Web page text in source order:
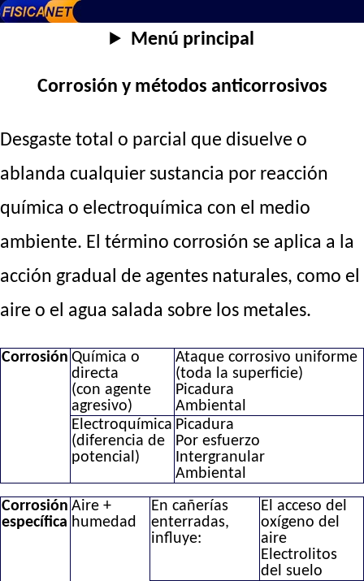
Menú principal
Corrosión y métodos anticorrosivos
Desgaste total o parcial que disuelve o
ablanda cualquier sustancia por reacción
química o electroquímica con el medio
ambiente. El término corrosión se aplica a la
acción gradual de agentes naturales, como el
aire o el agua salada sobre los metales.
Corrosión Química o
directa
(con agente
agresivo)
Ataque corrosivo uniforme
(toda la superficie)
Picadura
Ambiental
Electroquímica
(diferencia de
potencial)
Picadura
Por esfuerzo
Intergranular
Ambiental
Corrosión
específica
Aire +
humedad
En cañerías
enterradas,
influye:
El acceso del
oxígeno del
aire
Electrolitos
del suelo